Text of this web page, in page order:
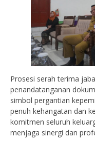
Prosesi serah terima
penandatanganan
simbol pergantian
penuh kehangatan dan
komitmen seluruh
menjaga sinergi dan